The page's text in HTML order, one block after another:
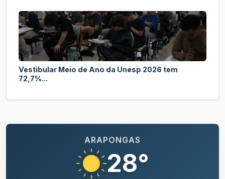
Vestibular Meio de Ano da Unesp 2026 tem
72,7%...
ARAPONGAS
28°